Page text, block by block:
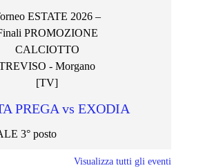
ESTATE 2026 –
PROMOZIONE
CALCIOTTO
- Morgano
[TV]
PREGA vs EXODIA
3° posto
Visualizza tutti gli eventi